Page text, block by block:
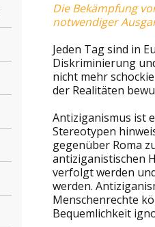
Die Bekämpfung
notwendiger
Jeden Tag sind in
Diskriminierung
nicht mehr
der Realitäten
Antiziganismus ist
Stereotypen
gegenüber Roma
antiziganistischen
verfolgt werden
werden.
Menschenrechte
Bequemlichkeit